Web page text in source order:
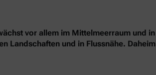
vor allem im Mittelmeerraum und in
Landschaften und in Flussnähe. Daheim